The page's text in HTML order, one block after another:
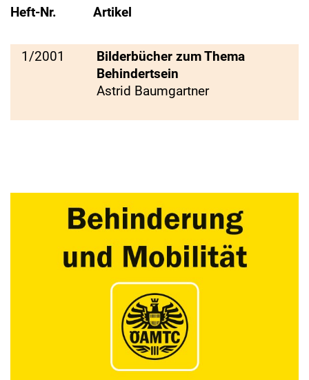
Heft-Nr. Artikel
1/2001
Bilderbücher zum Thema
Behindertsein
Astrid Baumgartner